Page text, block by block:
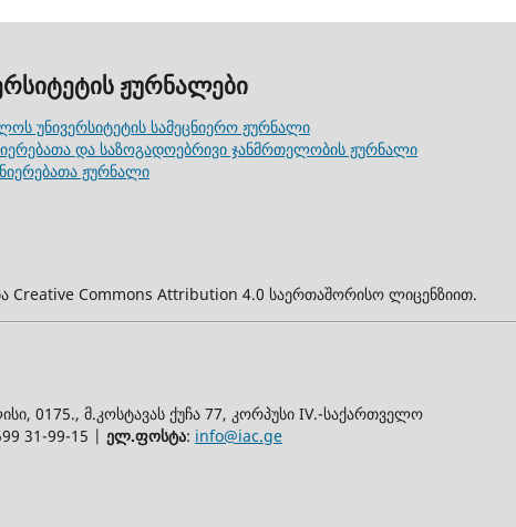
ჟურნალები
უნივერსიტეტის სამეცნიერო ჟურნალი
და საზოგადოებრივი ჯანმრთელობის ჟურნალი
ჟურნალი
Creative Commons Attribution 4.0 საერთაშორისო ლიცენზიით.
0175., მ.კოსტავას ქუჩა 77, კორპუსი IV.-საქართველო
31-99-15 | ელ.ფოსტა: info@iac.ge